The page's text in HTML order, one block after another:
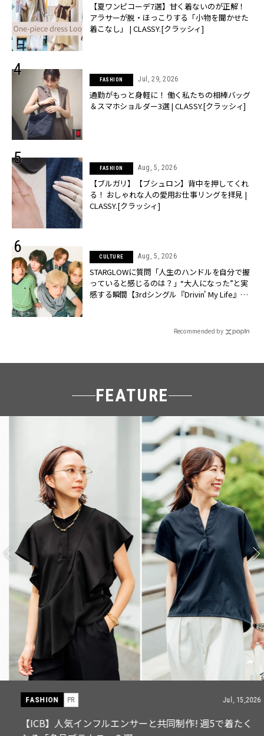
【夏ワンピコーデ7選】甘く着ないのが正解！
アラサーが脱・ほっこりする「小物を聞かせた
着こなし」 | CLASSY.[クラッシィ]
FASHION Jul, 29, 2026
通勤がもっと身軽に！ 働く私たちの相棒バッグ
＆スマホショルダー3選 | CLASSY.[クラッシィ]
FASHION Aug, 5, 2026
【ブルガリ】【ブシュロン】背中を押してくれ
る！ おしゃれな人の愛用お仕事リングを拝見 |
CLASSY.[クラッシィ]
CULTURE Aug, 5, 2026
STARGLOWに質問「人生のハンドルを自分で握
っていると感じるのは？」“大️人になった”と実
感する瞬間【3rdシングル『Drivin' My Life』発
Recommended by
FEATURE
FASHION Jul, 15,2026
【ICB】人気インフルエンサーと共同制作! 週5で着たく